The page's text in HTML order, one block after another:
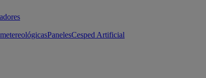
PanelesCesped Artificial